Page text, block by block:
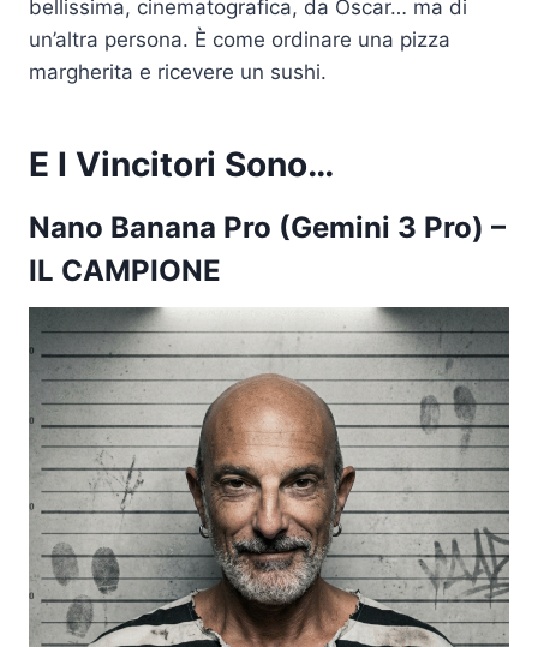
bellissima, cinematografica, da Oscar… ma di
un’altra persona. È come ordinare una pizza
margherita e ricevere un sushi.
E I Vincitori Sono…
Nano Banana Pro (Gemini 3 Pro) –
IL CAMPIONE​